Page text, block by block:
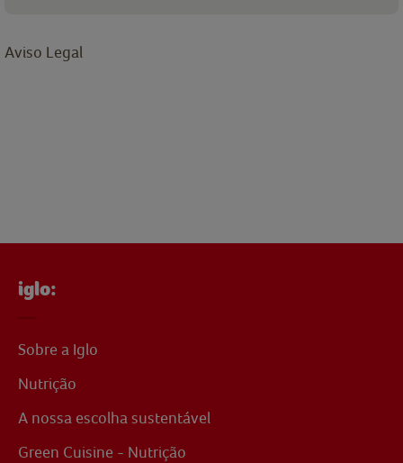
Aviso Legal
iglo:
Sobre a Iglo
Nutrição
A nossa escolha sustentável
Green Cuisine - Nutrição